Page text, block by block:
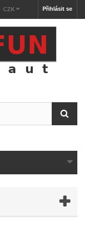
Přihlásit se
CZK